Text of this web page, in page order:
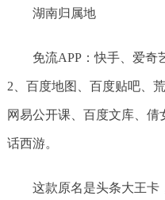
湖南归属地
免流APP：快手、爱奇
2、百度地图、百度贴吧、
网易公开课、百度文库、
话西游。
这款原名是头条大王卡